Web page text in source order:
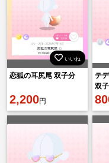
いいね
恋狐の耳尻尾 双子分
2,200円
テ
双